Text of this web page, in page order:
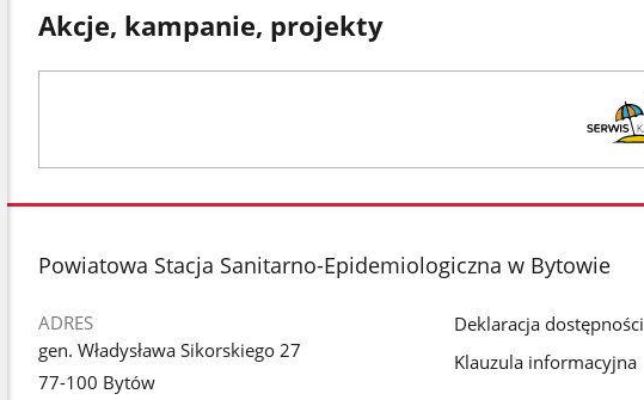
Akcje, kampanie, projekty
stopka
Powiatowa Stacja Sanitarno-Epidemiologiczna w Bytowie
ADRES
gen. Władysława Sikorskiego 27
77-100 Bytów
Deklaracja dostępności
Klauzula informacyjna